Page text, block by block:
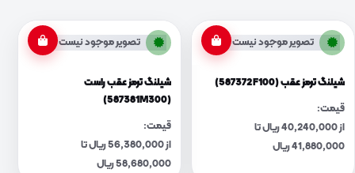
تصویر موجود نیست
شیلنگ ترمز عقب (587372F100)
قیمت:
از 40,240,000 ریال تا
41,880,000 ریال
تصویر موجود نیست
شیلنگ ترمز عقب راست
(587381M300)
قیمت:
از 56,380,000 ریال تا
58,680,000 ریال